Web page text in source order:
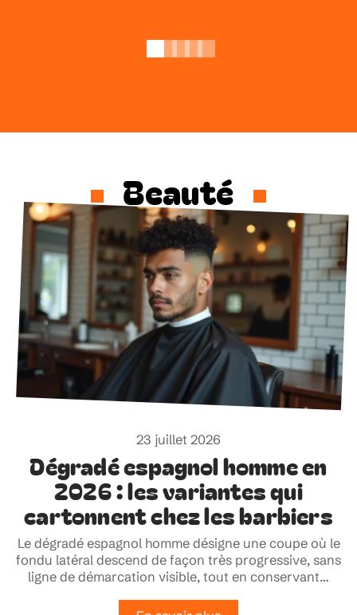
Beauté
23 juillet 2026
Dégradé espagnol homme en
2026 : les variantes qui
cartonnent chez les barbiers
Le dégradé espagnol homme désigne une coupe où le
fondu latéral descend de façon très progressive, sans
ligne de démarcation visible, tout en conservant…